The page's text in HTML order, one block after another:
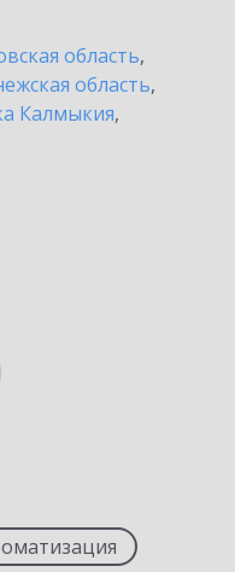
область,
область,
Калмыкия,